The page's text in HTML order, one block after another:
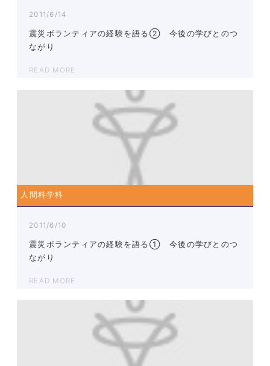
2011/6/14
震災ボランティアの経験を語る② 今後の学びとのつ
ながり
READ MORE
人間科学科
2011/6/10
震災ボランティアの経験を語る① 今後の学びとのつ
ながり
READ MORE